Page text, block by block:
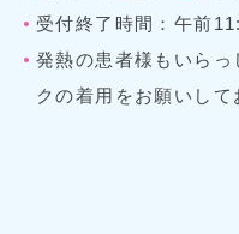
受付終了時間：午前
発熱の患者様もいらっ
クの着用をお願いして